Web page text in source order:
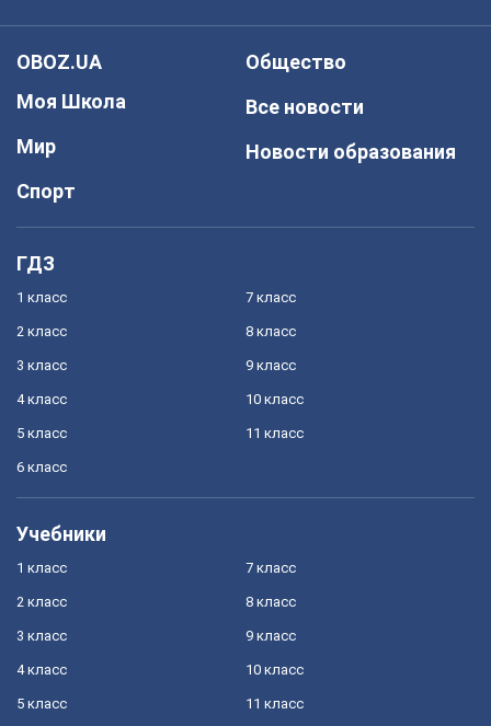
OBOZ.UA
Моя Школа
Мир
Спорт
Общество
Все новости
Новости образования
ГДЗ
1 класс
2 класс
3 класс
4 класс
5 класс
6 класс
7 класс
8 класс
9 класс
10 класс
11 класс
Учебники
1 класс
2 класс
3 класс
4 класс
5 класс
7 класс
8 класс
9 класс
10 класс
11 класс